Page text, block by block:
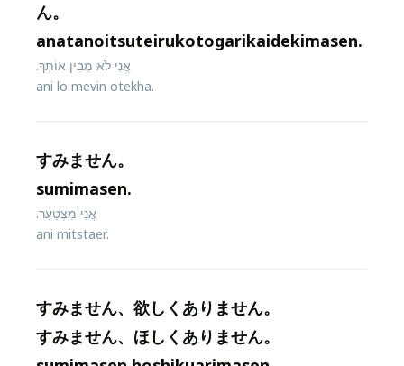
ん。
anatanoitsuteirukotogarikaidekimasen.
אֲנִי לֹא מֵבִין אוֹתְךָ.
ani lo mevin otekha.
すみません。
sumimasen.
אֲנִי מִצְטַעֵר.
ani mitstaer.
すみません、欲しくありません。
すみません、ほしくありません。